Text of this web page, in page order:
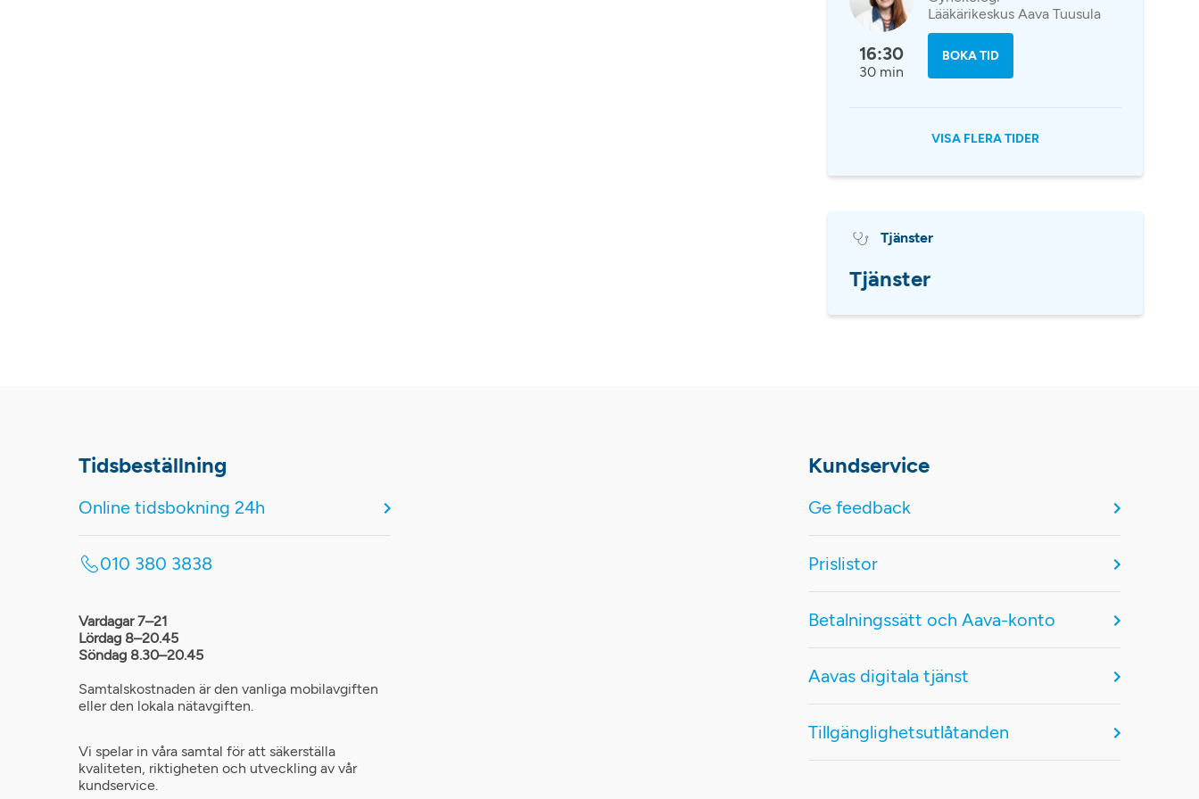
16:30
30 min
Lääkärikeskus Aava Tuusula
BOKA TID
VISA FLERA TIDER
Tjänster
Tjänster
Tidsbeställning
Online tidsbokning 24h
010 380 3838
Vardagar 7–21
Lördag 8–20.45
Söndag 8.30–20.45
Samtalskostnaden är den vanliga mobilavgiften
eller den lokala nätavgiften.
Vi spelar in våra samtal för att säkerställa
kvaliteten, riktigheten och utveckling av vår
kundservice.
Kundservice
Ge feedback
Prislistor
Betalningssätt och Aava-konto
Aavas digitala tjänst
Tillgänglighetsutlåtanden